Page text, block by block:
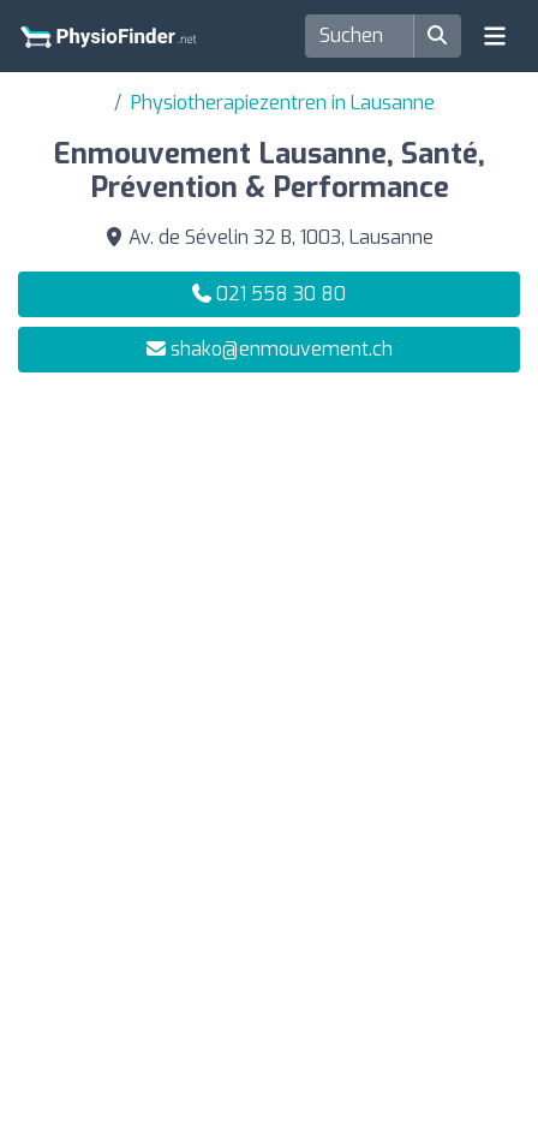
Physiotherapiezentren in Lausanne
Enmouvement Lausanne, Santé,
Prévention & Performance
Av. de Sévelin 32 B, 1003, Lausanne
021 558 30 80
shako@enmouvement.ch